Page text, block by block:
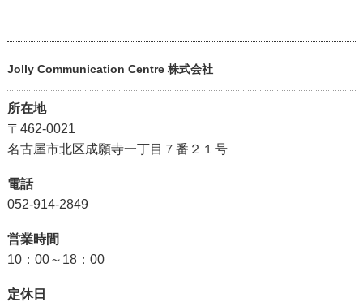
Jolly Communication Centre 株式会社
所在地
〒462-0021
名古屋市北区成願寺一丁目７番２１号
電話
052-914-2849
営業時間
10：00～18：00
定休日